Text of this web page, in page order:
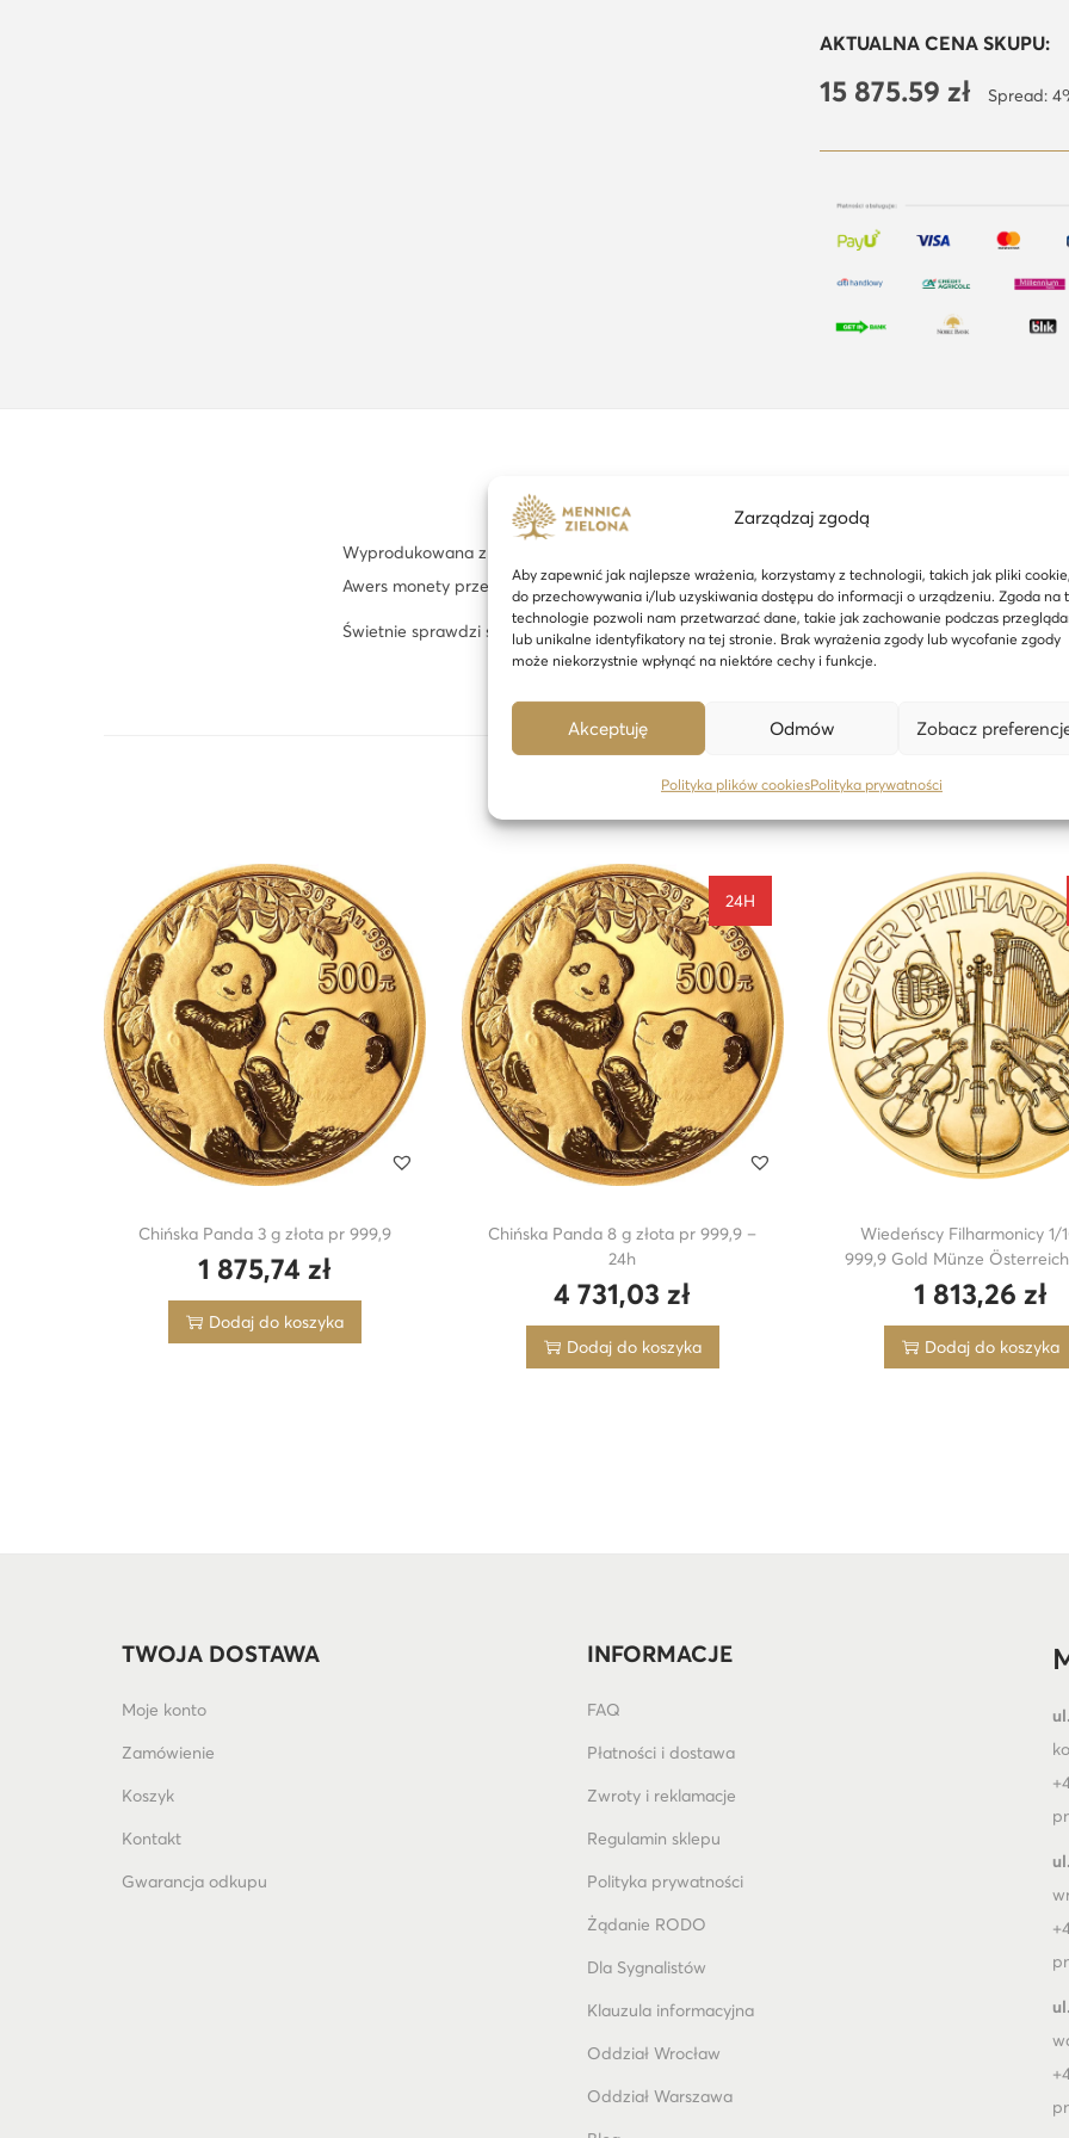
Zarządzaj zgodą
Aby zapewnić jak najlepsze wrażenia, korzystamy z technologii, takich jak pliki
do przechowywania i/lub uzyskiwania dostępu do informacji o urządzeniu. Zgoda na
technologie pozwoli nam przetwarzać dane, takie jak zachowanie podczas
lub unikalne identyfikatory na tej stronie. Brak wyrażenia zgody lub wycofanie zgody
może niekorzystnie wpłynąć na niektóre cechy i funkcje.
Akceptuję Odmów Zobacz
Polityka plików cookiesPolityka prywatności
AKTUALNA CENA SKUPU:
15 875.59 zł Spread:
Wyprodukowana z najlepszego złota próby 999,9 australijska złota moneta o masie 1 uncji.
Awers monety przedstawia nowy skomplikowany wizerunek królowej Elżbiety II Jody’ego
Świetnie sprawdzi się w trudnych czasach jako inwestycja i zabezpieczenie swoich
Podobne produkty
Chińska Panda 3 g złota pr 999,9
1 875,74 zł
Dodaj do koszyka
Chińska Panda 8 g złota pr 999,9 –
24h
4 731,03zł
24H
Dodaj do koszyka
Wiedeńscy Filharmonicy 1/
999,9 Gold Münze
1 813,26 zł
Dodaj do koszyka
TWOJA DOSTAWA
Moje konto
Zamówienie
Koszyk
Kontakt
Gwarancja odkupu
INFORMACJE
FAQ
Płatności i dostawa
Zwroty i reklamacje
Regulamin sklepu
Polityka prywatności
Żądanie RODO
Dla Sygnalistów
Klauzula informacyjna
Oddział Wrocław
Oddział Warszawa